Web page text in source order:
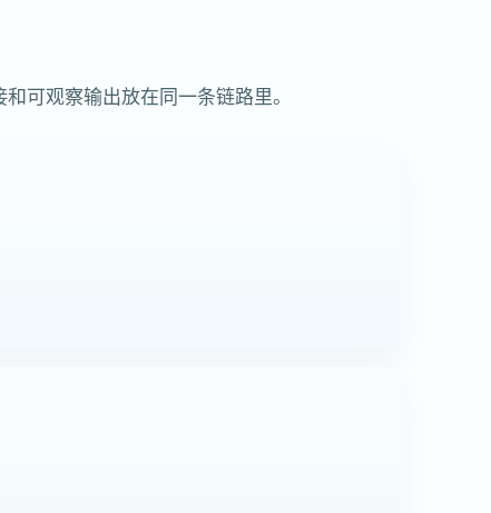
可观察输出放在同一条链路里。